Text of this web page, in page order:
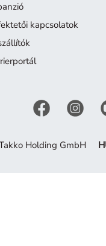
kapcsolatok
Holding GmbH